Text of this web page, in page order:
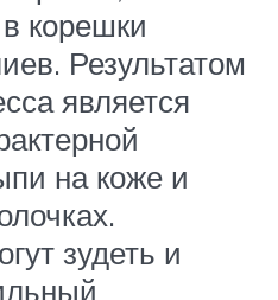
корешки
Результатом
является
на коже и
зудеть и